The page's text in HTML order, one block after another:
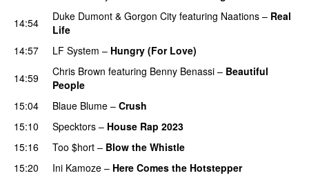
14:54
Duke Dumont & Gorgon City featuring Naations – Real
Life
14:57 LF System – Hungry (For Love)
14:59
Chris Brown featuring Benny Benassi – Beautiful
People
15:04
Blaue Blume – Crush
15:10 Specktors – House Rap 2023
15:16
Too $hort – Blow the Whistle
15:20
Ini Kamoze – Here Comes the Hotstepper